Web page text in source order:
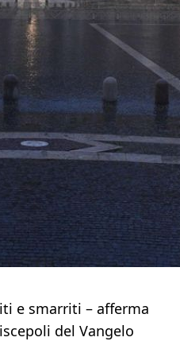
e smarriti – afferma
del Vangelo